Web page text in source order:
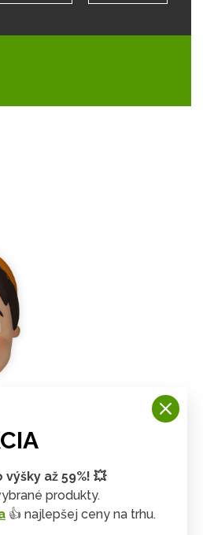
až 59%! 💥
produkty.
👍 najlepšej ceny na trhu.